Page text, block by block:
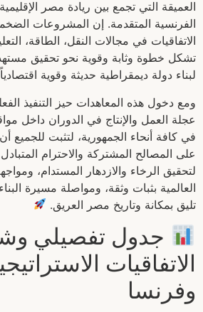
العميقة التي تجمع بين ريادة مصر
الفرنسية المتقدمة. إن المشروعات
الاتفاقيات في مجالات النقل، الطاقة،
لبناء دولة ديمقراطية حديثة وقوية
ومع دخول هذه المعاهدات حيز التنفيذ
عجلة العمل والإنتاج في الدوران داخل
في كافة أنحاء الجمهورية، لتثبت للجميع أن
على المصالح المشتركة والاحترام
لتحقيق الرخاء والازدهار المستدام،
العالمية بثبات وثقة، ومواصلة مسيرة
تليق بمكانة وتاريخ مصر العريق.
جدول تفصيلي
الاتفاقيات
وفرنسا